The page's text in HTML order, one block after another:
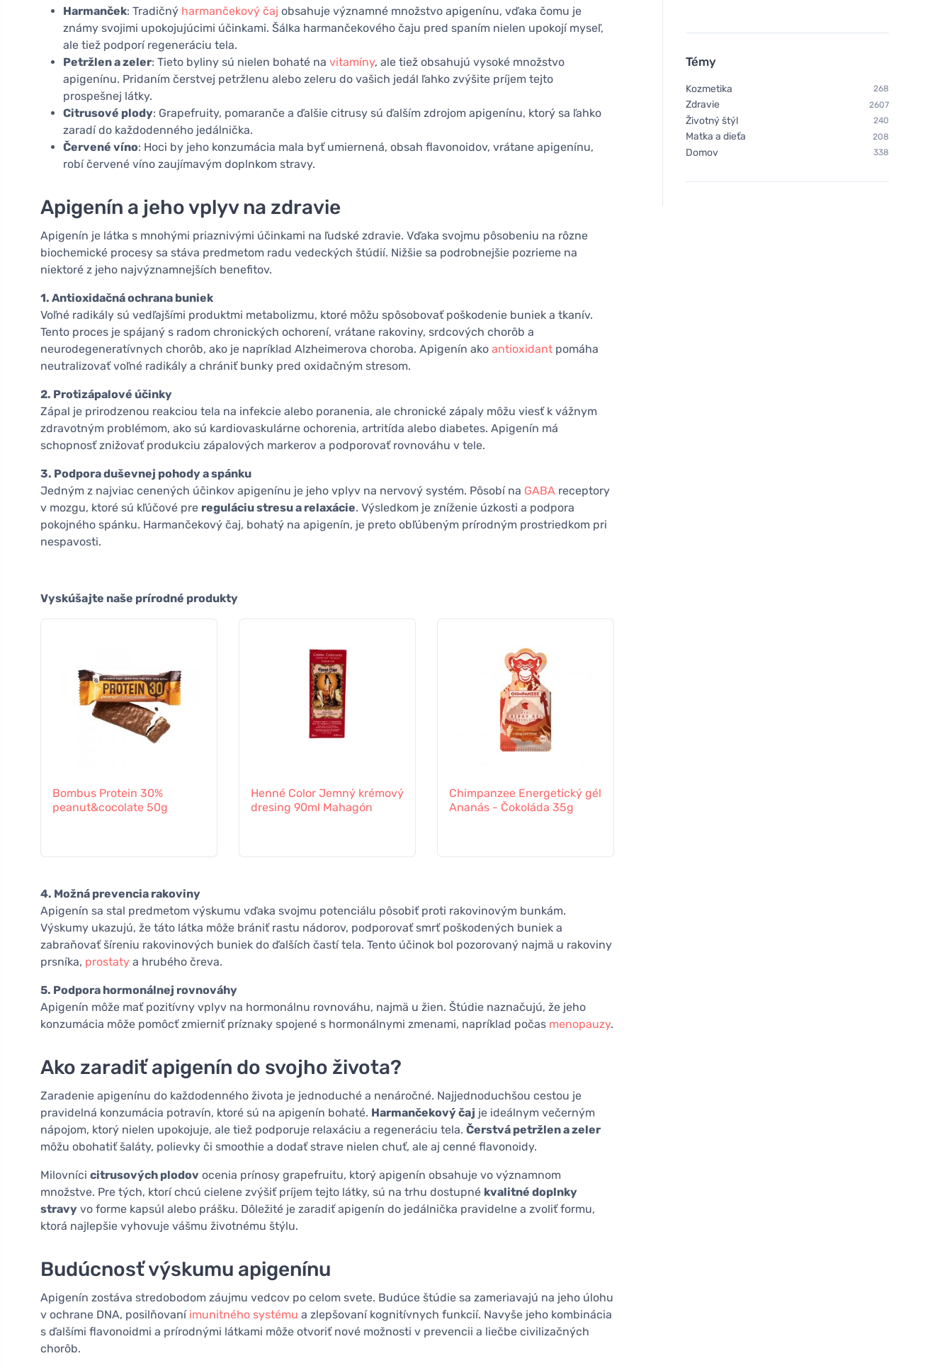
Harmanček: Tradičný harmančekový čaj obsahuje významné množstvo apigenínu, vďaka čomu je
známy svojimi upokojujúcimi účinkami. Šálka harmančekového čaju pred spaním nielen upokojí myseľ,
ale tiež podporí regeneráciu tela.
Petržlen a zeler: Tieto byliny sú nielen bohaté na vitamíny, ale tiež obsahujú vysoké množstvo
apigenínu. Pridaním čerstvej petržlenu alebo zeleru do vašich jedál ľahko zvýšite príjem tejto
prospešnej látky.
Citrusové plody: Grapefruity, pomaranče a ďalšie citrusy sú ďalším zdrojom apigenínu, ktorý sa ľahko
zaradí do každodenného jedálnička.
Červené víno: Hoci by jeho konzumácia mala byť umiernená, obsah flavonoidov, vrátane apigenínu,
robí červené víno zaujímavým doplnkom stravy.
Apigenín a jeho vplyv na zdravie
Apigenín je látka s mnohými priaznivými účinkami na ľudské zdravie. Vďaka svojmu pôsobeniu na rôzne
biochemické procesy sa stáva predmetom radu vedeckých štúdií. Nižšie sa podrobnejšie pozrieme na
niektoré z jeho najvýznamnejších benefitov.
1. Antioxidačná ochrana buniek
Voľné radikály sú vedľajšími produktmi metabolizmu, ktoré môžu spôsobovať poškodenie buniek a tkanív.
Tento proces je spájaný s radom chronických ochorení, vrátane rakoviny, srdcových chorôb a
neurodegeneratívnych chorôb, ako je napríklad Alzheimerova choroba. Apigenín ako antioxidant pomáha
neutralizovať voľné radikály a chrániť bunky pred oxidačným stresom.
2. Protizápalové účinky
Zápal je prirodzenou reakciou tela na infekcie alebo poranenia, ale chronické zápaly môžu viesť k vážnym
zdravotným problémom, ako sú kardiovaskulárne ochorenia, artritída alebo diabetes. Apigenín má
schopnosť znižovať produkciu zápalových markerov a podporovať rovnováhu v tele.
3. Podpora duševnej pohody a spánku
Jedným z najviac cenených účinkov apigenínu je jeho vplyv na nervový systém. Pôsobí na GABA receptory
v mozgu, ktoré sú kľúčové pre reguláciu stresu a relaxácie. Výsledkom je zníženie úzkosti a podpora
pokojného spánku. Harmančekový čaj, bohatý na apigenín, je preto obľúbeným prírodným prostriedkom pri
nespavosti.
Vyskúšajte naše prírodné produkty
Bombus Protein 30%
peanut&cocolate 50g
Henné Color Jemný krémový
dresing 90ml Mahagón
Chimpanzee Energetický gél
Ananás - Čokoláda 35g
4. Možná prevencia rakoviny
Apigenín sa stal predmetom výskumu vďaka svojmu potenciálu pôsobiť proti rakovinovým bunkám.
Výskumy ukazujú, že táto látka môže brániť rastu nádorov, podporovať smrť poškodených buniek a
zabraňovať šíreniu rakovinových buniek do ďalších častí tela. Tento účinok bol pozorovaný najmä u rakoviny
prsníka, prostaty a hrubého čreva.
5. Podpora hormonálnej rovnováhy
Apigenín môže mať pozitívny vplyv na hormonálnu rovnováhu, najmä u žien. Štúdie naznačujú, že jeho
konzumácia môže pomôcť zmierniť príznaky spojené s hormonálnymi zmenami, napríklad počas menopauzy.
Ako zaradiť apigenín do svojho života?
Zaradenie apigenínu do každodenného života je jednoduché a nenáročné. Najjednoduchšou cestou je
pravidelná konzumácia potravín, ktoré sú na apigenín bohaté. Harmančekový čaj je ideálnym večerným
nápojom, ktorý nielen upokojuje, ale tiež podporuje relaxáciu a regeneráciu tela. Čerstvá petržlen a zeler
môžu obohatiť šaláty, polievky či smoothie a dodať strave nielen chuť, ale aj cenné flavonoidy.
Milovníci citrusových plodov ocenia prínosy grapefruitu, ktorý apigenín obsahuje vo významnom
množstve. Pre tých, ktorí chcú cielene zvýšiť príjem tejto látky, sú na trhu dostupné kvalitné doplnky
stravy vo forme kapsúl alebo prášku. Dôležité je zaradiť apigenín do jedálnička pravidelne a zvoliť formu,
ktorá najlepšie vyhovuje vášmu životnému štýlu.
Budúcnosť výskumu apigenínu
Apigenín zostáva stredobodom záujmu vedcov po celom svete. Budúce štúdie sa zameriavajú na jeho úlohu
v ochrane DNA, posilňovaní imunitného systému a zlepšovaní kognitívnych funkcií. Navyše jeho kombinácia
s ďalšími flavonoidmi a prírodnými látkami môže otvoriť nové možnosti v prevencii a liečbe civilizačných
chorôb.
Témy
Kozmetika 268
Zdravie 2607
Životný štýl 240
Matka a dieťa 208
Domov 338